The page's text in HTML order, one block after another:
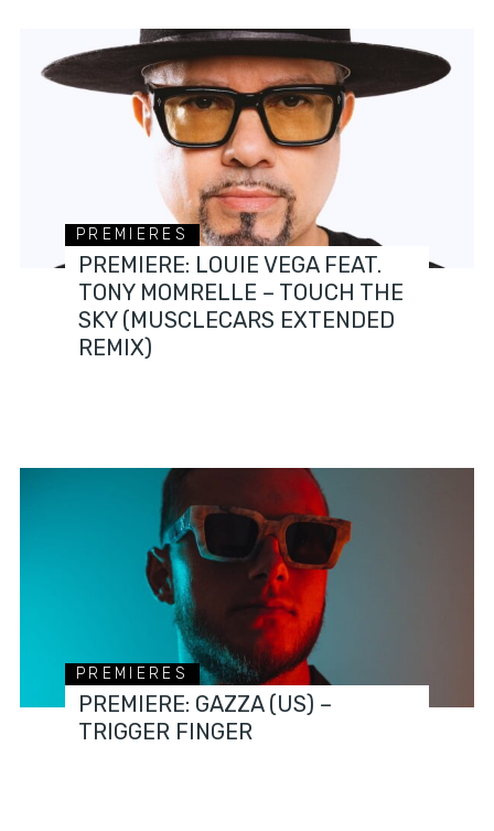
PREMIERES
PREMIERE: LOUIE VEGA FEAT.
TONY MOMRELLE – TOUCH THE
SKY (MUSCLECARS EXTENDED
REMIX)
PREMIERES
PREMIERE: GAZZA (US) –
TRIGGER FINGER